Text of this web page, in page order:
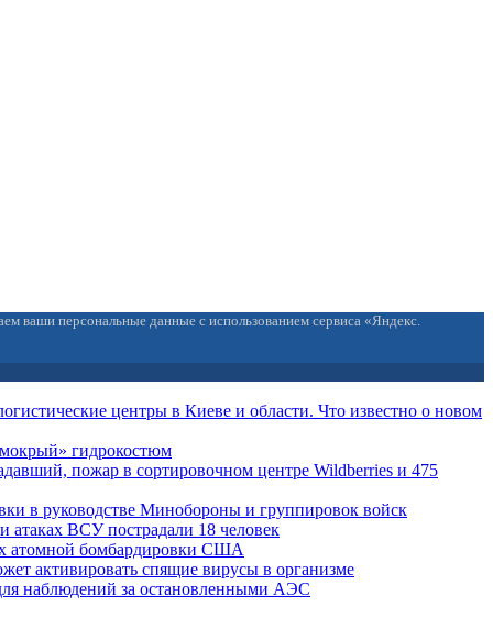
ваши персональные данные с использованием сервиса «Яндекс.
центры в Киеве и области. Что известно о новом
гидрокостюм
пожар в сортировочном центре Wildberries и 475
в руководстве Минобороны и группировок войск
атаках ВСУ пострадали 18 человек
атомной бомбардировки США
активировать спящие вирусы в организме
наблюдений за остановленными АЭС